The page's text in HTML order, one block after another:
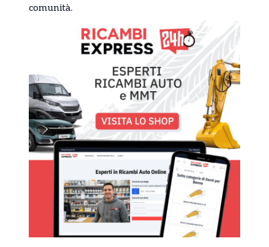
comunità.